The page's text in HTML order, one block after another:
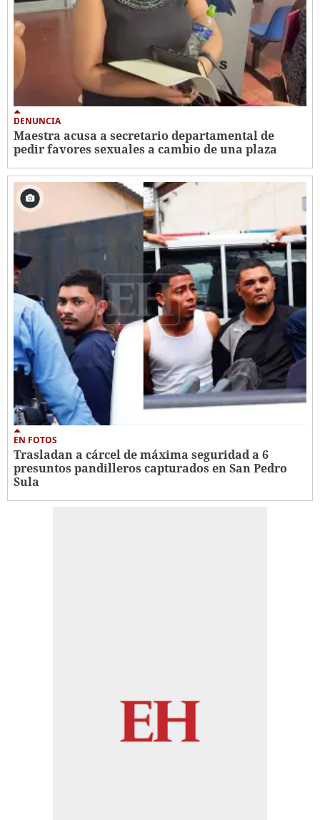
DENUNCIA
Maestra acusa a secretario departamental de
pedir favores sexuales a cambio de una plaza
EN FOTOS
Trasladan a cárcel de máxima seguridad a 6
presuntos pandilleros capturados en San Pedro
Sula